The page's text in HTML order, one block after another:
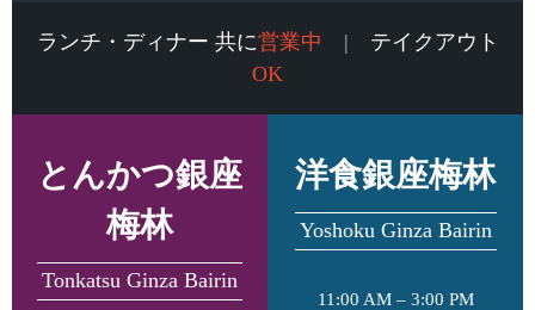
ランチ・ディナー 共に営業中 | テイクアウト
OK
とんかつ銀座
梅林
Tonkatsu Ginza Bairin
洋食銀座梅林
Yoshoku Ginza Bairin
11:00 AM – 3:00 PM